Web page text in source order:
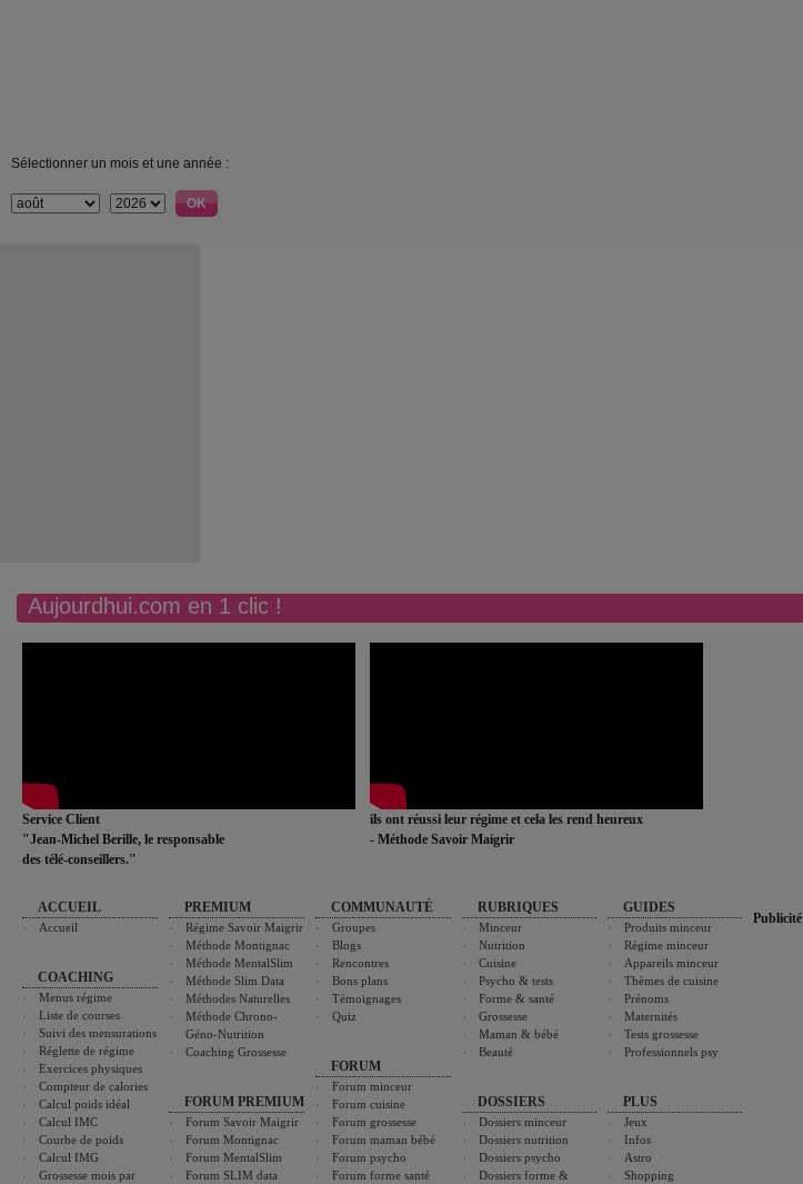
Sélectionner un mois et une année :
Aujourdhui.com en 1 clic !
Service Client
"Jean-Michel Berille, le responsable
des télé-conseillers."
ils ont réussi leur régime et cela les rend heureux
- Méthode Savoir Maigrir
ACCUEIL
Accueil
COACHING
Menus régime
Liste de courses
Suivi des mensurations
Réglette de régime
Exercices physiques
Compteur de calories
Calcul poids idéal
Calcul IMC
Courbe de poids
Calcul IMG
Grossesse mois par
PREMIUM
Régime Savoir Maigrir
Méthode Montignac
Méthode MentalSlim
Méthode Slim Data
Méthodes Naturelles
Méthode Chrono-
Géno-Nutrition
Coaching Grossesse
FORUM PREMIUM
Forum Savoir Maigrir
Forum Montignac
Forum MentalSlim
Forum SLIM data
COMMUNAUTÉ
Groupes
Blogs
Rencontres
Bons plans
Témoignages
Quiz
FORUM
Forum minceur
Forum cuisine
Forum grossesse
Forum maman bébé
Forum psycho
Forum forme santé
RUBRIQUES
Minceur
Nutrition
Cuisine
Psycho & tests
Forme & santé
Grossesse
Maman & bébé
Beauté
DOSSIERS
Dossiers minceur
Dossiers nutrition
Dossiers psycho
Dossiers forme &
GUIDES
Produits minceur
Régime minceur
Appareils minceur
Thèmes de cuisine
Prénoms
Maternités
Tests grossesse
Professionnels psy
PLUS
Jeux
Infos
Astro
Shopping
Publicité